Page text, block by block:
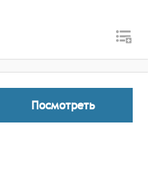
Посмотреть